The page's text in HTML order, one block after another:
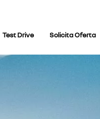
Test Drive Solicita Oferta